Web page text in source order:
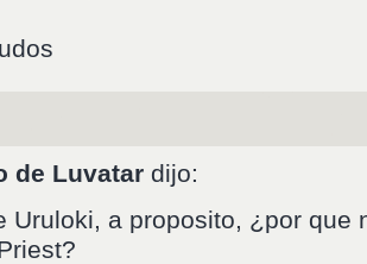
de Luvatar dijo:
Uruloki, a proposito, ¿por que